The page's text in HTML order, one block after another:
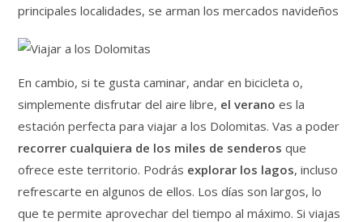
principales localidades, se arman los mercados navideños
En cambio, si te gusta caminar, andar en bicicleta o,
simplemente disfrutar del aire libre, el verano es la
estación perfecta para viajar a los Dolomitas. Vas a poder
recorrer cualquiera de los miles de senderos que
ofrece este territorio. Podrás explorar los lagos, incluso
refrescarte en algunos de ellos. Los días son largos, lo
que te permite aprovechar del tiempo al máximo. Si viajas